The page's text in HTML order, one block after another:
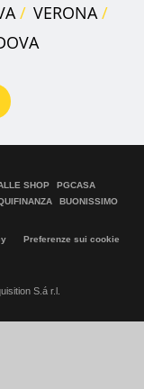
VERONA
SHOP
PGCASA
BUONISSIMO
Preferenze sui cookie
S.á r.l.